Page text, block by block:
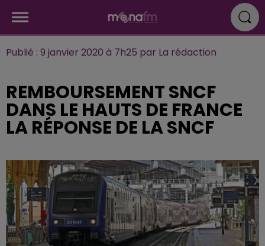
Publié : 9 janvier 2020 à 7h25 par La rédaction
REMBOURSEMENT SNCF
DANS LE HAUTS DE FRANCE
LA RÉPONSE DE LA SNCF